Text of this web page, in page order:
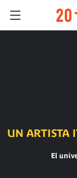
UN ARTISTA
El